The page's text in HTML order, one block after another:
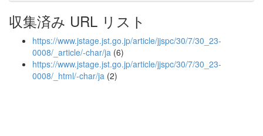
収集済み URL リスト
https://www.jstage.jst.go.jp/article/jjspc/30/7/30_23-
0008/_article/-char/ja (6)
https://www.jstage.jst.go.jp/article/jjspc/30/7/30_23-
0008/_html/-char/ja (2)